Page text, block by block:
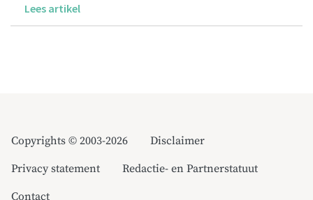
Lees artikel
Copyrights © 2003-2026
Disclaimer
Privacy statement
Redactie- en Partnerstatuut
Contact